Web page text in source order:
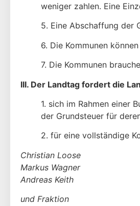
weniger zahlen. Eine
5. Eine Abschaffung der
6. Die Kommunen
7. Die Kommunen
III. Der Landtag fordert die
1. sich im Rahmen einer
der Grundsteuer für
2. für eine vollständige
Christian Loose
Markus Wagner
Andreas Keith
und Fraktion